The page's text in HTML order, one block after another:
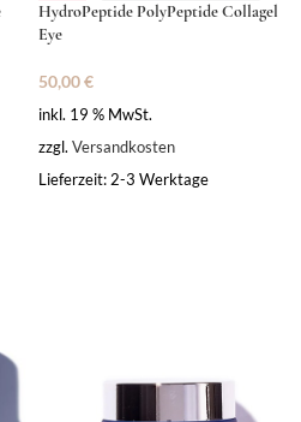
HydroPeptide PolyPeptide Collagel
Eye
50,00€
inkl. 19 % MwSt.
zzgl. Versandkosten
Lieferzeit: 2-3 Werktage